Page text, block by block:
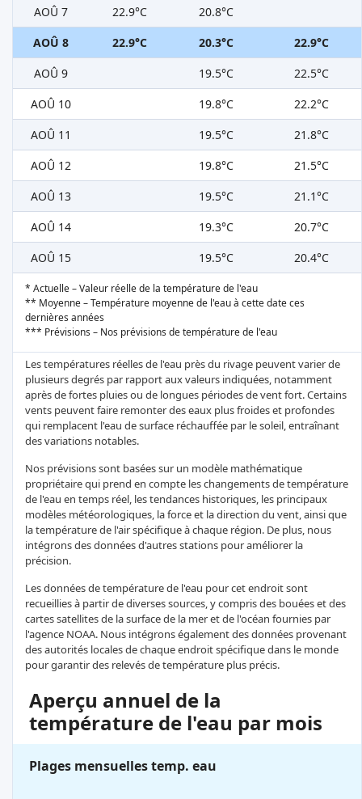
AOÛ 7
22.9°C
20.8°C
AOÛ 8
22.9°C 20.3°C
22.9°C
AOÛ 9
19.5°C
22.5°C
AOÛ 10
19.8°C
22.2°C
AOÛ 11
19.5°C
21.8°C
AOÛ 12
19.8°C
21.5°C
AOÛ 13
19.5°C
21.1°C
AOÛ 14
19.3°C
20.7°C
AOÛ 15
19.5°C 20.4°C
* Actuelle – Valeur réelle de la température de l'eau
** Moyenne – Température moyenne de l'eau à cette date ces
dernières années
*** Prévisions – Nos prévisions de température de l'eau
Les températures réelles de l'eau près du rivage peuvent varier de
plusieurs degrés par rapport aux valeurs indiquées, notamment
après de fortes pluies ou de longues périodes de vent fort. Certains
vents peuvent faire remonter des eaux plus froides et profondes
qui remplacent l'eau de surface réchauffée par le soleil, entraînant
des variations notables.
Nos prévisions sont basées sur un modèle mathématique
propriétaire qui prend en compte les changements de température
de l'eau en temps réel, les tendances historiques, les principaux
modèles météorologiques, la force et la direction du vent, ainsi que
la température de l'air spécifique à chaque région. De plus, nous
intégrons des données d'autres stations pour améliorer la
précision.
Les données de température de l'eau pour cet endroit sont
recueillies à partir de diverses sources, y compris des bouées et des
cartes satellites de la surface de la mer et de l'océan fournies par
l'agence NOAA. Nous intégrons également des données provenant
des autorités locales de chaque endroit spécifique dans le monde
pour garantir des relevés de température plus précis.
Aperçu annuel de la
température de l'eau par mois
Plages mensuelles temp. eau